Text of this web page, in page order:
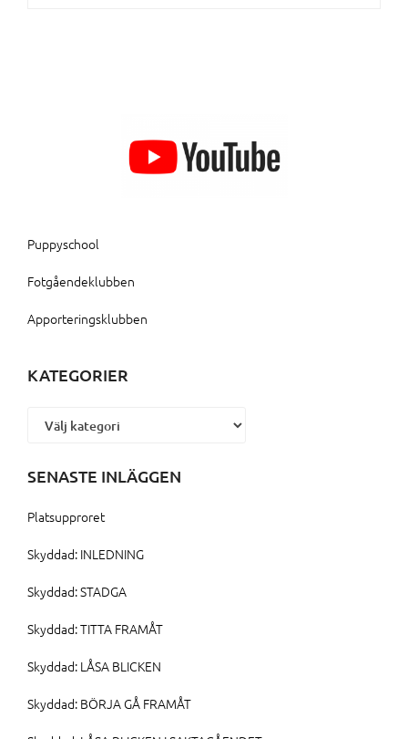
Puppyschool
Fotgåendeklubben
Apporteringsklubben
KATEGORIER
Kategorier
SENASTE INLÄGGEN
Platsupproret
Skyddad: INLEDNING
Skyddad: STADGA
Skyddad: TITTA FRAMÅT
Skyddad: LÅSA BLICKEN
Skyddad: BÖRJA GÅ FRAMÅT